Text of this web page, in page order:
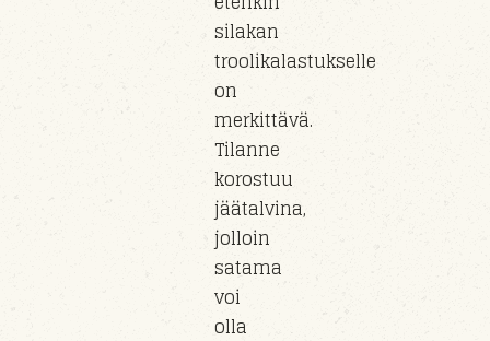
silakan
troolikalastukselle
on
merkittävä.
Tilanne
korostuu
jäätalvina,
jolloin
satama
voi
olla